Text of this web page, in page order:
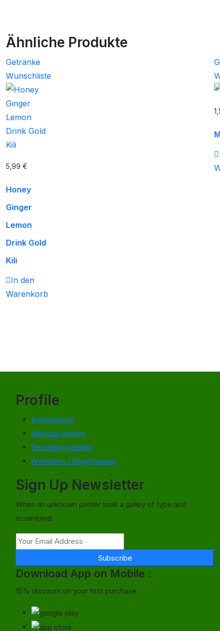
Ähnliche Produkte
Getränke
Wunschliste
5,99 €
Honey
Ginger
Lemon
Drink Gold
Kili
In den
Warenkorb
Profile
Bestellungen
Adresse ändern
Bestellungsdetails
Anmelden / Registrierung
Sign Up Newsletter
When an unknown printer took a galley of type and
scrambled
Subscribe
Download App on Mobile :
15% discount on your first purchase